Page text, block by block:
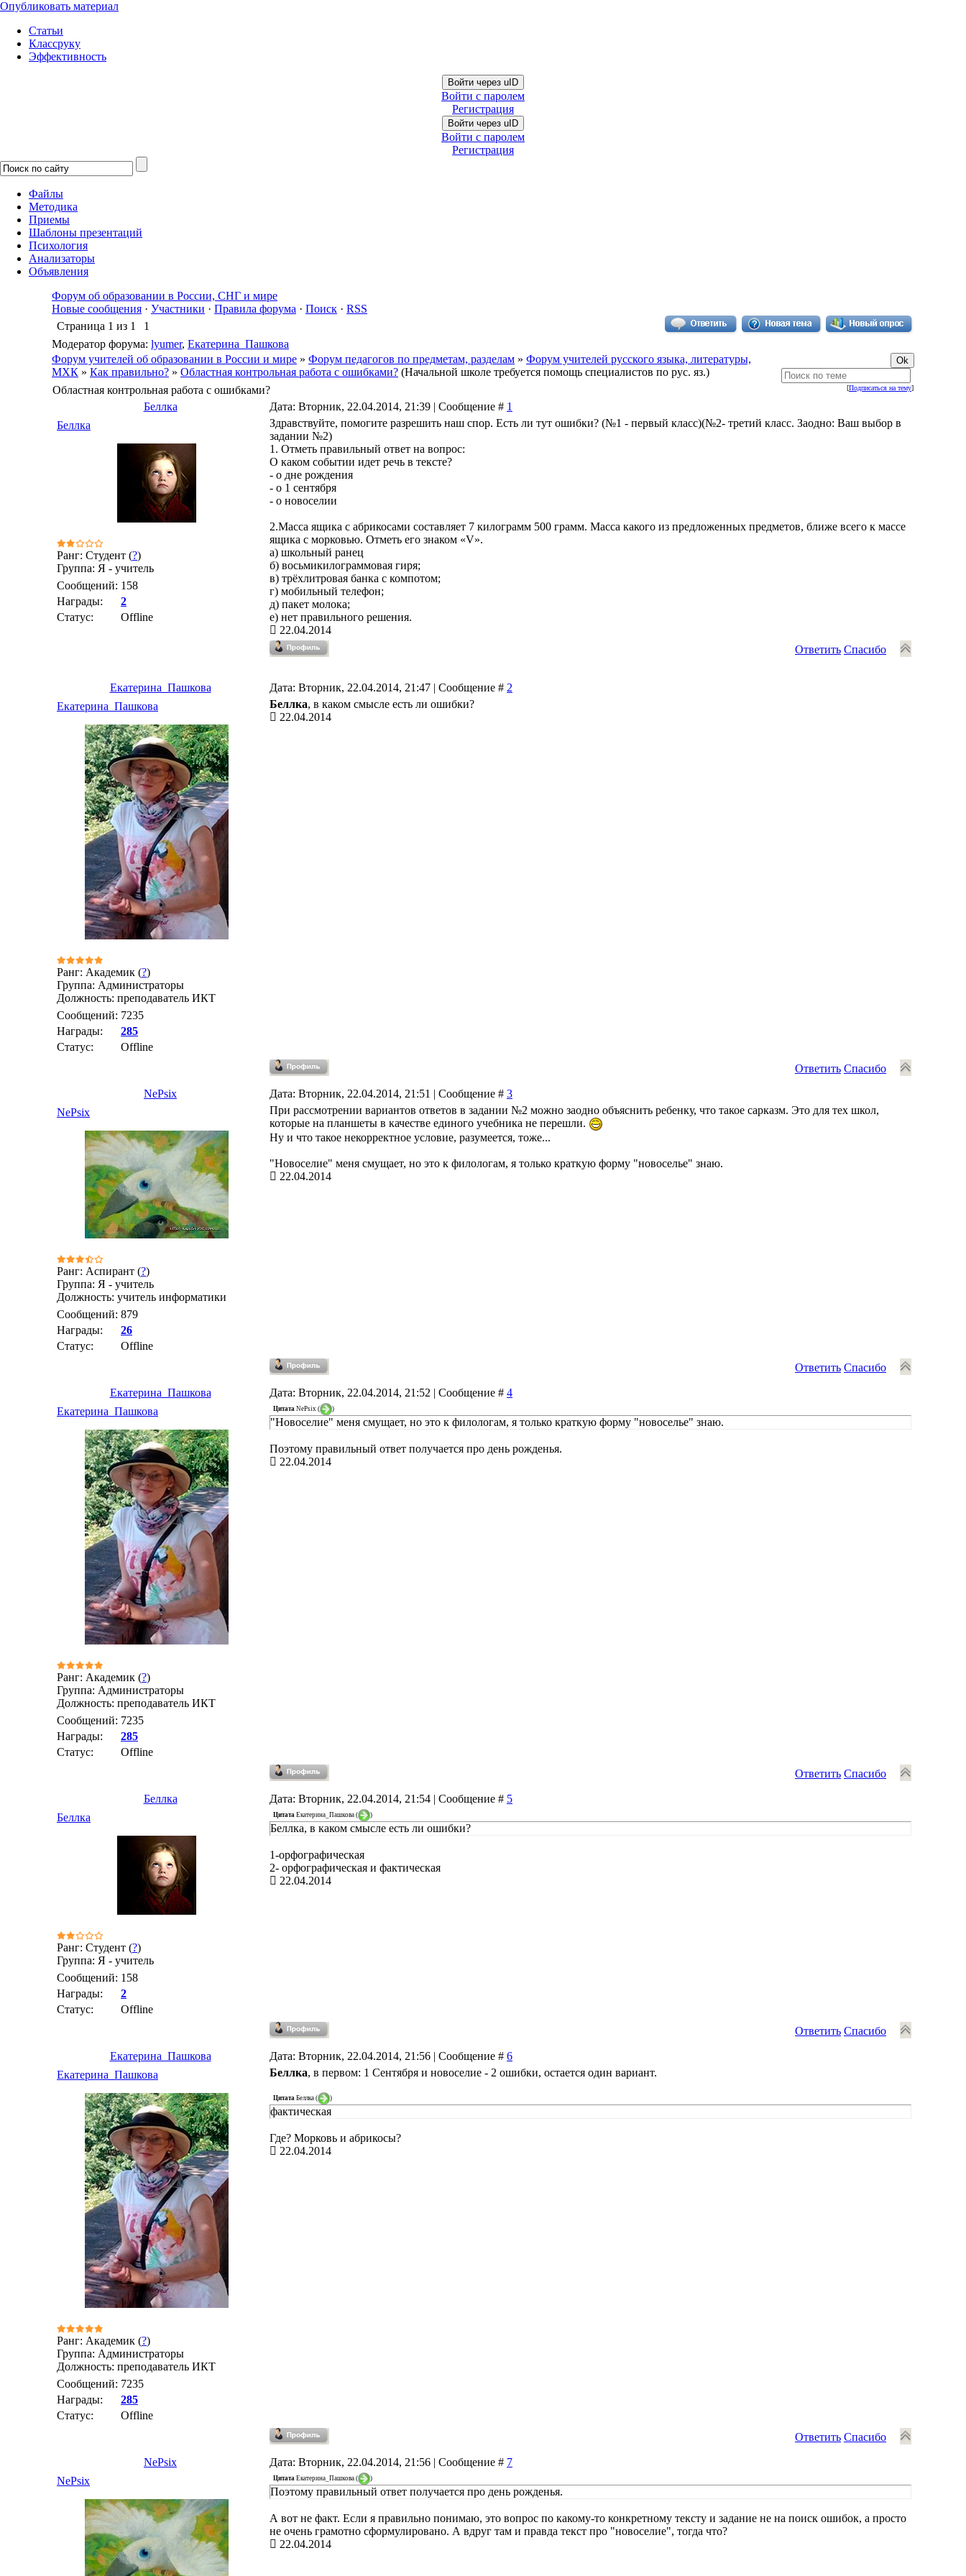
Опубликовать материал
Статьи
Классруку
Эффективность
Войти через uID
Войти с паролем
Регистрация
Войти через uID
Войти с паролем
Регистрация
Файлы
Методика
Приемы
Шаблоны презентаций
Психология
Анализаторы
Объявления
Форум об образовании в России, СНГ и мире
Новые сообщения · Участники · Правила форума · Поиск · RSS
Страница 1 из 1
1
Модератор форума: lyumer, Екатерина_Пашкова
Форум учителей об образовании в России и мире » Форум педагогов по предметам, разделам » Форум учителей русского языка, литературы,
МХК » Как правильно? » Областная контрольная работа с ошибками? (Начальной школе требуется помощь специалистов по рус. яз.)
[Подписаться на тему]
Областная контрольная работа с ошибками?
Беллка
Дата: Вторник, 22.04.2014, 21:39 | Сообщение # 1
Беллка
Ранг: Студент (?)
Группа: Я - учитель
Сообщений: 158
Награды:
2
Статус:
Offline
Здравствуйте, помогите разрешить наш спор. Есть ли тут ошибки? (№1 - первый класс)(№2- третий класс. Заодно: Ваш выбор в
задании №2)
1. Отметь правильный ответ на вопрос:
О каком событии идет речь в тексте?
- о дне рождения
- о 1 сентября
- о новоселии
2.Масса ящика с абрикосами составляет 7 килограмм 500 грамм. Масса какого из предложенных предметов, ближе всего к массе
ящика с морковью. Отметь его знаком «V».
а) школьный ранец
б) восьмикилограммовая гиря;
в) трёхлитровая банка с компотом;
г) мобильный телефон;
д) пакет молока;
е) нет правильного решения.
22.04.2014
Ответить Спасибо
Екатерина_Пашкова Дата: Вторник, 22.04.2014, 21:47 | Сообщение # 2
Екатерина_Пашкова
Ранг: Академик (?)
Группа: Администраторы
Должность: преподаватель ИКТ
Сообщений: 7235
Награды:
285
Статус:
Offline
Беллка, в каком смысле есть ли ошибки?
22.04.2014
Ответить Спасибо
NePsix Дата: Вторник, 22.04.2014, 21:51 | Сообщение # 3
NePsix
Ранг: Аспирант (?)
Группа: Я - учитель
Должность: учитель информатики
Сообщений: 879
Награды:
26
Статус:
Offline
При рассмотрении вариантов ответов в задании №2 можно заодно объяснить ребенку, что такое сарказм. Это для тех школ,
которые на планшеты в качестве единого учебника не перешли.
Ну и что такое некорректное условие, разумеется, тоже...
"Новоселие" меня смущает, но это к филологам, я только краткую форму "новоселье" знаю.
22.04.2014
Ответить Спасибо
Екатерина_Пашкова Дата: Вторник, 22.04.2014, 21:52 | Сообщение # 4
Екатерина_Пашкова
Ранг: Академик (?)
Группа: Администраторы
Должность: преподаватель ИКТ
Сообщений: 7235
Награды:
285
Статус:
Offline
Цитата NePsix ( )
"Новоселие" меня смущает, но это к филологам, я только краткую форму "новоселье" знаю.
Поэтому правильный ответ получается про день рожденья.
22.04.2014
Ответить Спасибо
Беллка Дата: Вторник, 22.04.2014, 21:54 | Сообщение # 5
Беллка
Ранг: Студент (?)
Группа: Я - учитель
Сообщений: 158
Награды:
2
Статус:
Offline
Цитата Екатерина_Пашкова ( )
Беллка, в каком смысле есть ли ошибки?
1-орфографическая
2- орфографическая и фактическая
22.04.2014
Ответить Спасибо
Екатерина_Пашкова Дата: Вторник, 22.04.2014, 21:56 | Сообщение # 6
Екатерина_Пашкова
Ранг: Академик (?)
Группа: Администраторы
Должность: преподаватель ИКТ
Сообщений: 7235
Награды:
285
Статус:
Offline
Беллка, в первом: 1 Сентября и новоселие - 2 ошибки, остается один вариант.
Цитата Беллка ( )
фактическая
Где? Морковь и абрикосы?
22.04.2014
Ответить Спасибо
NePsix Дата: Вторник, 22.04.2014, 21:56 | Сообщение # 7
NePsix
Цитата Екатерина_Пашкова ( )
Поэтому правильный ответ получается про день рожденья.
А вот не факт. Если я правильно понимаю, это вопрос по какому-то конкретному тексту и задание не на поиск ошибок, а просто
не очень грамотно сформулировано. А вдруг там и правда текст про "новоселие", тогда что?
22.04.2014